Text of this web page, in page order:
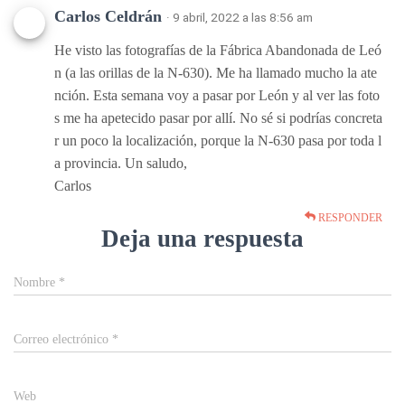
Carlos Celdrán · 9 abril, 2022 a las 8:56 am
He visto las fotografías de la Fábrica Abandonada de Leó
n (a las orillas de la N-630). Me ha llamado mucho la ate
nción. Esta semana voy a pasar por León y al ver las foto
s me ha apetecido pasar por allí. No sé si podrías concreta
r un poco la localización, porque la N-630 pasa por toda l
a provincia. Un saludo,
Carlos
RESPONDER
Deja una respuesta
Nombre *
Correo electrónico *
Web